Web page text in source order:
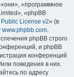
«программное
«phpBB
License v2» (в
www.phpbb.com.
phpBB строго
и phpBB
конференций
поведения в них.
по адресу